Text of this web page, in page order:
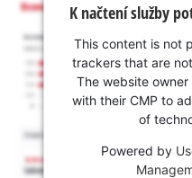
K načtení služby
This content is not
trackers that are
The website
with their CMP to
of
Powered by